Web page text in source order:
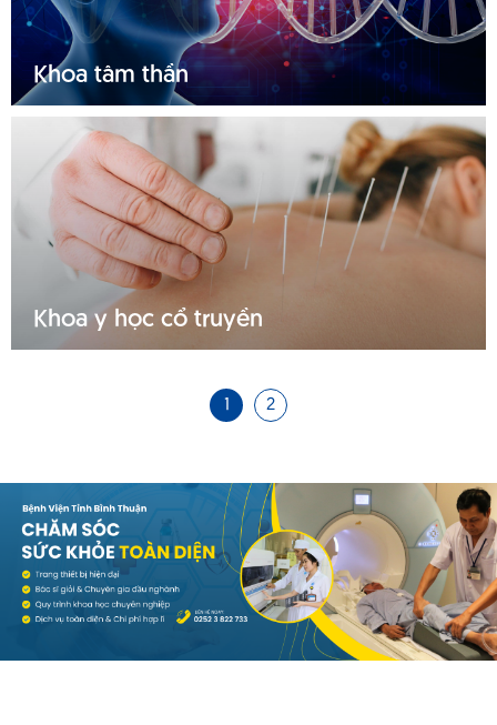
Khoa tâm thần
Tìm hiểu thêm
Khoa y học cổ truyền
Tìm hiểu thêm
1 2